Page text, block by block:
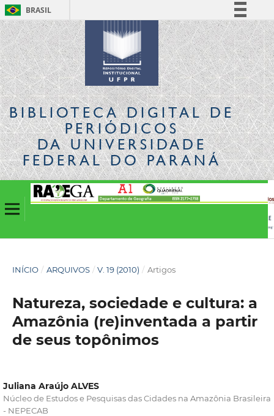
BRASIL
Simplifique!
Comunica BR
Participe
Acesso à informação
Legislação
Canais
BIBLIOTECA DIGITALDE
PERIÓDICOS
DA UNIVERSIDADE
FEDERAL DO PARANÁ
INÍCIO / ARQUIVOS / V. 19 (2010) / Artigos
Natureza, sociedade e cultura: a
Amazônia (re)inventada a partir
de seus topônimos
Juliana Araújo ALVES
Núcleo de Estudos e Pesquisas das Cidades na Amazônia Brasileira
- NEPECAB